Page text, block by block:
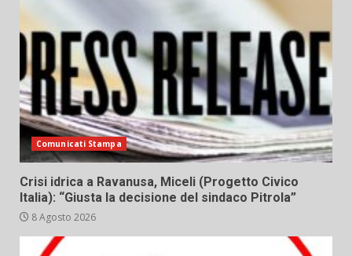
Comunicati Stampa
Crisi idrica a Ravanusa, Miceli (Progetto Civico
Italia): “Giusta la decisione del sindaco Pitrola”
8 Agosto 2026